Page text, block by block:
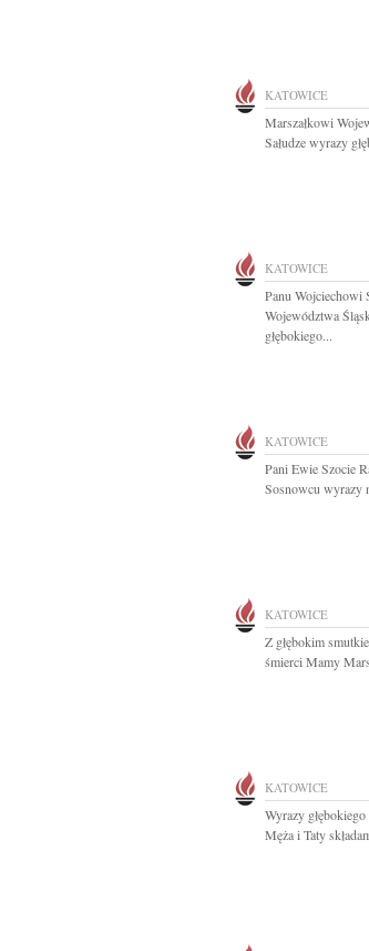
KATOWICE
Marszałkowi
Sałudze wyrazy
KATOWICE
Panu Wojciechowi
Województwa
głębokiego...
KATOWICE
Pani Ewie Szocie
Sosnowcu wyrazy
KATOWICE
Z głębokim
śmierci Mamy
KATOWICE
Wyrazy
Męża i Taty